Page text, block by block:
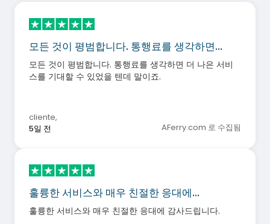
모든 것이 평범합니다. 통행료를 생각하면…
모든 것이 평범합니다. 통행료를 생각하면 더 나은 서비
스를 기대할 수 있었을 텐데 말이죠.
cliente,
5일 전
AFerry.com 로 수집됨
훌륭한 서비스와 매우 친절한 응대에…
훌륭한 서비스와 매우 친절한 응대에 감사드립니다.